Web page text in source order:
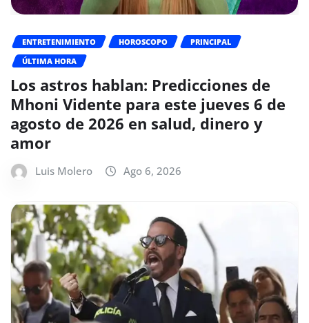
ENTRETENIMIENTO HOROSCOPO
PRINCIPAL
ÚLTIMA HORA
Los astros hablan: Predicciones de
Mhoni Vidente para este jueves 6 de
agosto de 2026 en salud, dinero y
amor
Luis Molero Ago 6, 2026